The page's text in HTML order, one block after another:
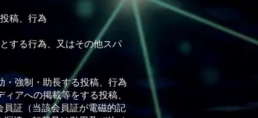
稿、⾏為
する⾏為、⼜はその他スパ
・強制・助⻑する投稿、⾏為
アへの掲載等をする投稿、
証（当該会員証が電磁的記